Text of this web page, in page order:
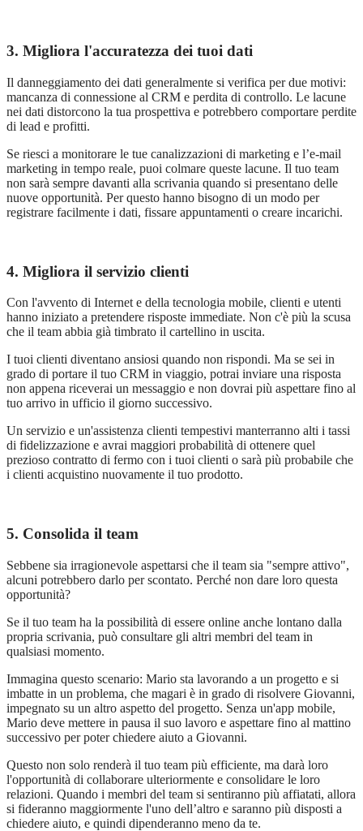
3. Migliora l'accuratezza dei tuoi dati
Il danneggiamento dei dati generalmente si verifica per due motivi:
mancanza di connessione al CRM e perdita di controllo. Le lacune
nei dati distorcono la tua prospettiva e potrebbero comportare perdite
di lead e profitti.
Se riesci a monitorare le tue canalizzazioni di marketing e l’e-mail
marketing in tempo reale, puoi colmare queste lacune. Il tuo team
non sarà sempre davanti alla scrivania quando si presentano delle
nuove opportunità. Per questo hanno bisogno di un modo per
registrare facilmente i dati, fissare appuntamenti o creare incarichi.
4. Migliora il servizio clienti
Con l'avvento di Internet e della tecnologia mobile, clienti e utenti
hanno iniziato a pretendere risposte immediate. Non c'è più la scusa
che il team abbia già timbrato il cartellino in uscita.
I tuoi clienti diventano ansiosi quando non rispondi. Ma se sei in
grado di portare il tuo CRM in viaggio, potrai inviare una risposta
non appena riceverai un messaggio e non dovrai più aspettare fino al
tuo arrivo in ufficio il giorno successivo.
Un servizio e un'assistenza clienti tempestivi manterranno alti i tassi
di fidelizzazione e avrai maggiori probabilità di ottenere quel
prezioso contratto di fermo con i tuoi clienti o sarà più probabile che
i clienti acquistino nuovamente il tuo prodotto.
5. Consolida il team
Sebbene sia irragionevole aspettarsi che il team sia "sempre attivo",
alcuni potrebbero darlo per scontato. Perché non dare loro questa
opportunità?
Se il tuo team ha la possibilità di essere online anche lontano dalla
propria scrivania, può consultare gli altri membri del team in
qualsiasi momento.
Immagina questo scenario: Mario sta lavorando a un progetto e si
imbatte in un problema, che magari è in grado di risolvere Giovanni,
impegnato su un altro aspetto del progetto. Senza un'app mobile,
Mario deve mettere in pausa il suo lavoro e aspettare fino al mattino
successivo per poter chiedere aiuto a Giovanni.
Questo non solo renderà il tuo team più efficiente, ma darà loro
l'opportunità di collaborare ulteriormente e consolidare le loro
relazioni. Quando i membri del team si sentiranno più affiatati, allora
si fideranno maggiormente l'uno dell’altro e saranno più disposti a
chiedere aiuto, e quindi dipenderanno meno da te.